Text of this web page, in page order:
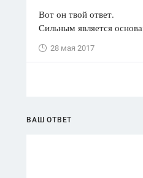
ГИА
ответов
Вот он твой ответ.
Сильным является
28 мая 2017
ВАШ ОТВЕТ